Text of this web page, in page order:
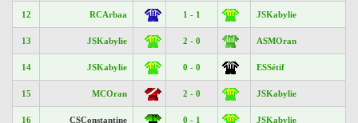
12 RCArbaa 1 - 1 JSKabylie
13 JSKabylie 2 - 0 ASMOran
14 JSKabylie 0 - 0 ESSétif
15 MCOran 2 - 0 JSKabylie
16 CSConstantine 0 - 1 JSKabylie